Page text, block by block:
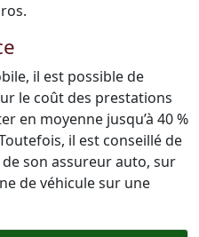
il est possible de
le coût des prestations
en moyenne jusqu’à 40 %
il est conseillé de
son assureur auto, sur
de véhicule sur une